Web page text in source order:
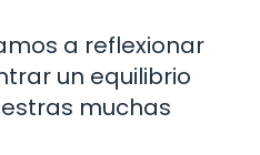
a reflexionar
un equilibrio
muchas